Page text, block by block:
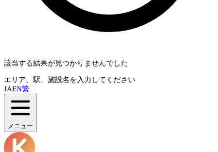
該当する結果が見つかりませんでした
エリア、駅、施設名を入力してください
JAEN繁
メニュー